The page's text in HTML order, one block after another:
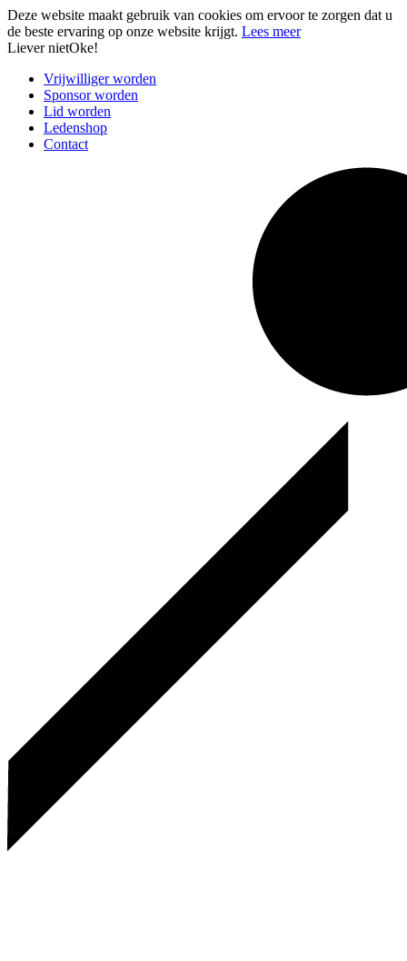
Deze website maakt gebruik van cookies om ervoor te zorgen dat u
de beste ervaring op onze website krijgt. Lees meer
Liever nietOke!
Vrijwilliger worden
Sponsor worden
Lid worden
Ledenshop
Contact